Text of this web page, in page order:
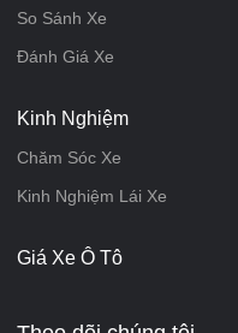
So Sánh Xe
Đánh Giá Xe
Kinh Nghiệm
Chăm Sóc Xe
Kinh Nghiệm Lái Xe
Giá Xe Ô Tô